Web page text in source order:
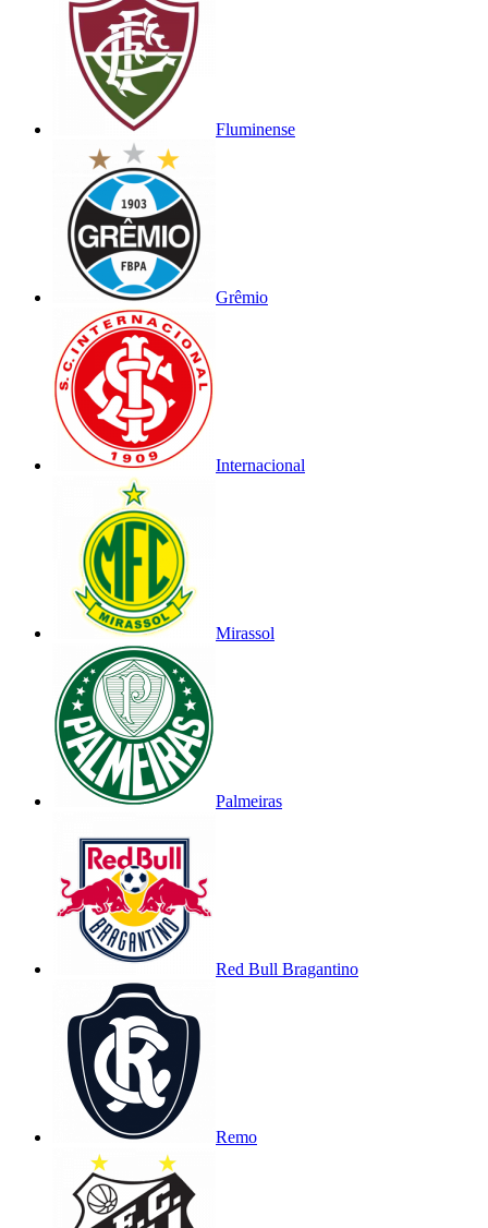
Fluminense
Grêmio
Internacional
Mirassol
Palmeiras
Red Bull Bragantino
Remo